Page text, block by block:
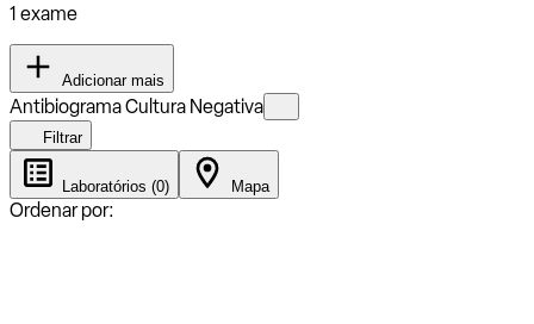
1 exame
Adicionar mais
Antibiograma Cultura Negativa
Filtrar
Laboratórios (0) Mapa
Ordenar por: